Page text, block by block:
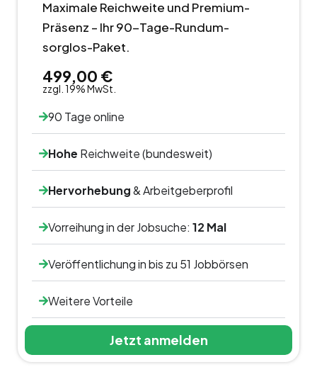
Maximale Reichweite und Premium-
Präsenz – Ihr 90-Tage-Rundum-
sorglos-Paket.
499,00 €
zzgl. 19% MwSt.
90 Tage online
Hohe Reichweite (bundesweit)
Hervorhebung& Arbeitgeberprofil
Vorreihung in der Jobsuche:12 Mal
Veröffentlichung in bis zu 51 Jobbörsen
Weitere Vorteile
Jetzt anmelden